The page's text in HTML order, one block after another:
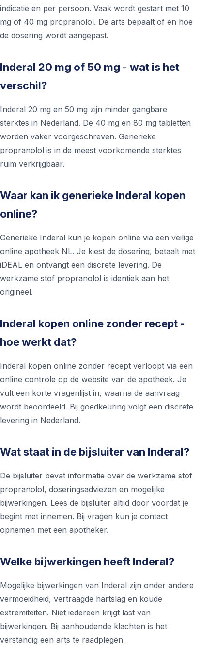
indicatie en per persoon. Vaak wordt gestart met 10
mg of 40 mg propranolol. De arts bepaalt of en hoe
de dosering wordt aangepast.
Inderal 20 mg of 50 mg - wat is het
verschil?
Inderal 20 mg en 50 mg zijn minder gangbare
sterktes in Nederland. De 40 mg en 80 mg tabletten
worden vaker voorgeschreven. Generieke
propranolol is in de meest voorkomende sterktes
ruim verkrijgbaar.
Waar kan ik generieke Inderal kopen
online?
Generieke Inderal kun je kopen online via een veilige
online apotheek NL. Je kiest de dosering, betaalt met
iDEAL en ontvangt een discrete levering. De
werkzame stof propranolol is identiek aan het
origineel.
Inderal kopen online zonder recept -
hoe werkt dat?
Inderal kopen online zonder recept verloopt via een
online controle op de website van de apotheek. Je
vult een korte vragenlijst in, waarna de aanvraag
wordt beoordeeld. Bij goedkeuring volgt een discrete
levering in Nederland.
Wat staat in de bijsluiter van Inderal?
De bijsluiter bevat informatie over de werkzame stof
propranolol, doseringsadviezen en mogelijke
bijwerkingen. Lees de bijsluiter altijd door voordat je
begint met innemen. Bij vragen kun je contact
opnemen met een apotheker.
Welke bijwerkingen heeft Inderal?
Mogelijke bijwerkingen van Inderal zijn onder andere
vermoeidheid, vertraagde hartslag en koude
extremiteiten. Niet iedereen krijgt last van
bijwerkingen. Bij aanhoudende klachten is het
verstandig een arts te raadplegen.